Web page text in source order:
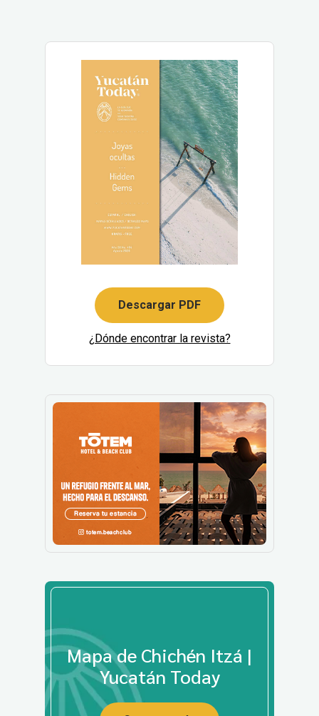
Descargar PDF
¿Dónde encontrar la revista?
Mapa de Chichén Itzá |
Yucatán Today